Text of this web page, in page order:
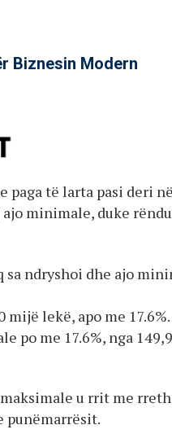
Biznesin Modern
paga të larta pasi deri
minimale, duke
sa ndryshoi dhe ajo
lekë, apo me 17.6%.
po me 17.6%, nga
u rrit me rreth
punëmarrësit.